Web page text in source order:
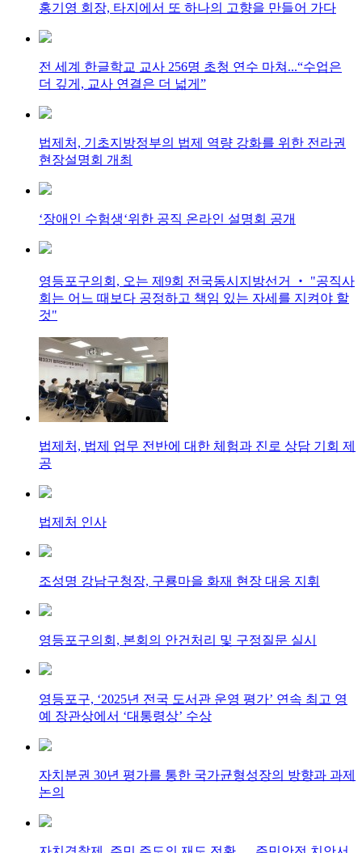
홍기영 회장, 타지에서 또 하나의 고향을 만들어 가다
전 세계 한글학교 교사 256명 초청 연수 마쳐...“수업은
더 깊게, 교사 연결은 더 넓게”
법제처, 기초지방정부의 법제 역량 강화를 위한 전라권
현장설명회 개최
‘장애인 수험생‘위한 공직 온라인 설명회 공개
영등포구의회, 오는 제9회 전국동시지방선거 ‧ "공직사
회는 어느 때보다 공정하고 책임 있는 자세를 지켜야 할
것"
법제처, 법제 업무 전반에 대한 체험과 진로 상담 기회 제
공
법제처 인사
조성명 강남구청장, 구룡마을 화재 현장 대응 지휘
영등포구의회, 본회의 안건처리 및 구정질문 실시
영등포구, ‘2025년 전국 도서관 운영 평가’ 연속 최고 영
예 장관상에서 ‘대통령상’ 수상
자치분권 30년 평가를 통한 국가균형성장의 방향과 과제
논의